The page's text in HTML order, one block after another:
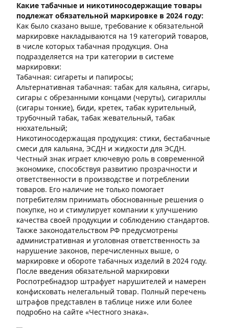
Какие табачные и никотиносодержащие товары
подлежат обязательной маркировке в 2024 году:
Как было сказано выше, требование к обязательной
маркировке накладываются на 19 категорий товаров,
в числе которых табачная продукция. Она
подразделяется на три категории в системе
маркировки:
Табачная: сигареты и папиросы;
Альтернативная табачная: табак для кальяна, сигары,
сигары с обрезанными концами (черуты), сигариллы
(сигары тонкие), биди, кретек, табак курительный,
трубочный табак, табак жевательный, табак
нюхательный;
Никотиносодержащая продукция: стики, бестабачные
смеси для кальяна, ЭСДН и жидкости для ЭСДН.
Честный знак играет ключевую роль в современной
экономике, способствуя развитию прозрачности и
ответственности в производстве и потреблении
товаров. Его наличие не только помогает
потребителям принимать обоснованные решения о
покупке, но и стимулирует компании к улучшению
качества своей продукции и соблюдению стандартов.
Также законодательством РФ предусмотрены
административная и уголовная ответственность за
нарушение законов, перечисленных выше, о
маркировке и обороте табачных изделий в 2024 году.
После введения обязательной маркировки
Роспотребнадзор штрафует нарушителей и намерен
конфисковать нелегальный товар. Полный перечень
штрафов представлен в таблице ниже или более
подробно на сайте «Честного знака».